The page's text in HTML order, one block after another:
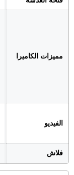
مميزات الكاميرا
الفيديو
فلاش